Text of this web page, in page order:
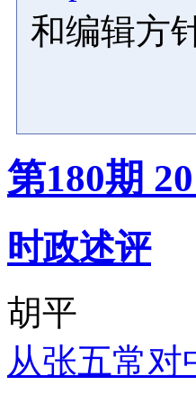
和编辑方
第180期
时政述评
胡平
从张五常